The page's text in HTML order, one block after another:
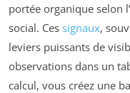
portée organique selon
social. Ces signaux,
leviers puissants de
observations dans un
calcul, vous créez une